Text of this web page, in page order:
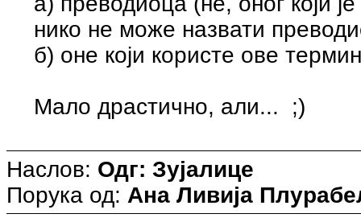
нико не може назвати
б) оне који користе ове
Мало драстично, али... ;)
Наслов: Одг: Зујалице
Порука од: Ана Ливија